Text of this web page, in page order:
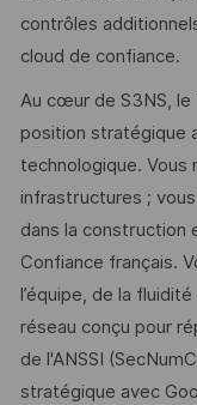
contrôles
cloud de confiance.
Au cœur de S3NS, le
position stratégique
technologique. Vous
infrastructures ;
dans la construction
Confiance français.
l’équipe, de la
réseau conçu pour
de l'ANSSI
stratégique avec